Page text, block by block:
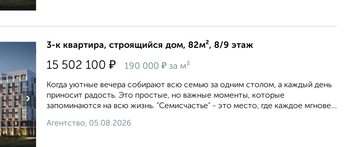
›
3-к квартира, строящийся дом, 82м², 8/9 этаж
15 502 100 ₽ 190 000 ₽ за м²
Когда уютные вечера собирают всю семью за одним столом, а каждый день
приносит радость. Это простые, но важные моменты, которые
запоминаются на всю жизнь. "Семисчастье" - это место, где каждое мгнове...
Агентство, 05.08.2026